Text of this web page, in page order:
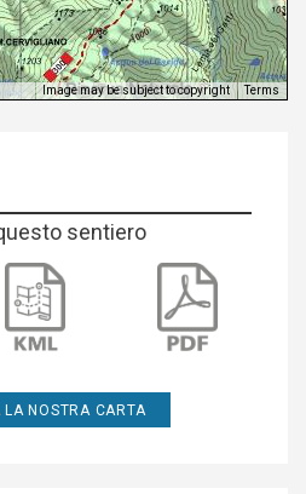
Image may be subject to copyright Terms
sentiero
LA NOSTRA CARTA